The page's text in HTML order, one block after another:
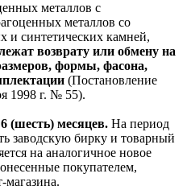
металлов с
металлов со
и синтетических камней,
возврату или обмену на
формы, фасона,
(Постановление
1998 г. № 55).
месяцев. На период
заводскую бирку и товарный
на аналогичное новое
покупателем,
магазина.